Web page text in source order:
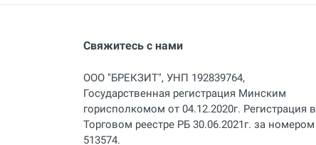
Свяжитесь с нами
ООО "БРЕКЗИТ", УНП 192839764,
Государственная регистрация Минским
горисполкомом от 04.12.2020г. Регистрация в
Торговом реестре РБ 30.06.2021г. за номером
513574.